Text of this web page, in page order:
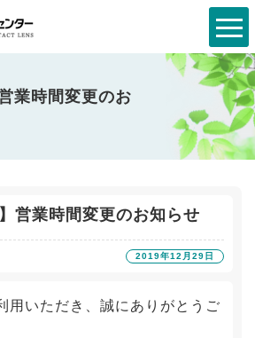
業時間変更のお
営業時間変更のお知らせ
2019年12月29日
用いただき、誠にありがとうご